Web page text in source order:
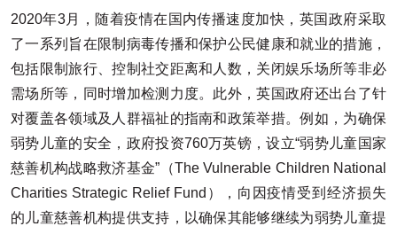
2020年3月，随着疫情在国内传播速度加快，英国政府采取
了一系列旨在限制病毒传播和保护公民健康和就业的措施，
包括限制旅行、控制社交距离和人数，关闭娱乐场所等非必
需场所等，同时增加检测力度。此外，英国政府还出台了针
对覆盖各领域及人群福祉的指南和政策举措。例如，为确保
弱势儿童的安全，政府投资760万英镑，设立“弱势儿童国家
慈善机构战略救济基金”（The Vulnerable Children National
Charities Strategic Relief Fund），向因疫情受到经济损失
的儿童慈善机构提供支持，以确保其能够继续为弱势儿童提